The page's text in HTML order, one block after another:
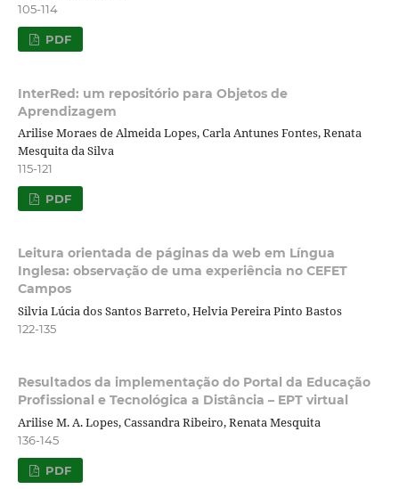
105-114
PDF
InterRed: um repositório para Objetos de
Aprendizagem
Arilise Moraes de Almeida Lopes, Carla Antunes Fontes, Renata
Mesquita da Silva
115-121
PDF
Leitura orientada de páginas da web em Língua
Inglesa: observação de uma experiência no CEFET
Campos
Silvia Lúcia dos Santos Barreto, Helvia Pereira Pinto Bastos
122-135
Resultados da implementação do Portal da Educação
Profissional e Tecnológica a Distância – EPT virtual
Arilise M. A. Lopes, Cassandra Ribeiro, Renata Mesquita
136-145
PDF